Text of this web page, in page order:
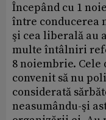
Începând cu 1
între conducerea
şi cea liberală au
multe întâlniri
8 noiembrie. Cele
convenit să nu
considerată
neasumându-şi